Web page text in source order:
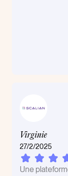
Virginie
27/2/2025
Une